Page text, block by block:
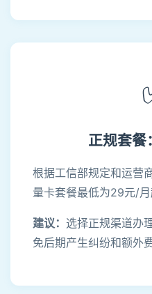
正规套
根据工信部规定和运营
量卡套餐最低为29元/月
建议： 选择正规渠道办
免后期产生纠纷和额外费